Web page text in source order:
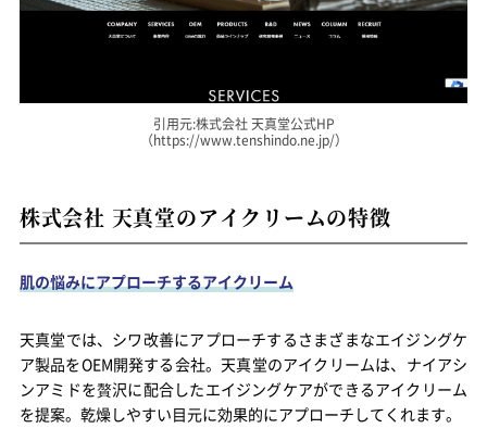
引用元:株式会社 天真堂公式HP
（https://www.tenshindo.ne.jp/）
株式会社 天真堂のアイクリームの特徴
肌の悩みにアプローチするアイクリーム
天真堂では、シワ改善にアプローチするさまざまなエイジングケ
ア製品をOEM開発する会社。天真堂のアイクリームは、ナイアシ
ンアミドを贅沢に配合したエイジングケアができるアイクリーム
を提案。乾燥しやすい目元に効果的にアプローチしてくれます。